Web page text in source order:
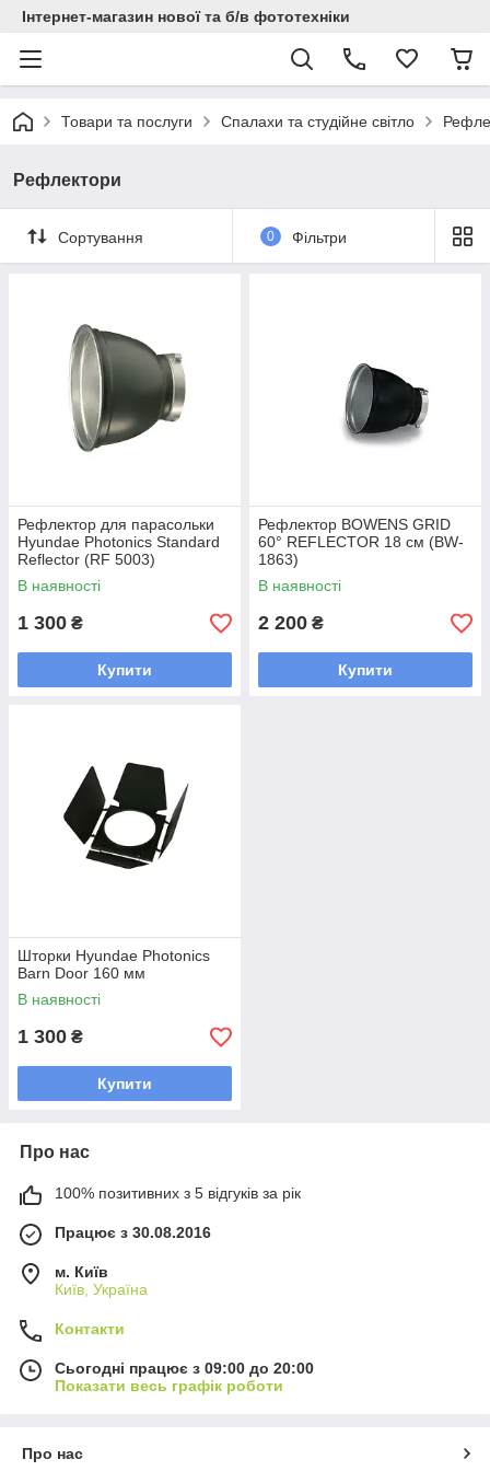
Інтернет-магазин нової та б/в фототехніки
Товари та послуги Спалахи та студійне світло
Рефлектори
Сортування 0 Фільтри
Рефлектор для парасольки
Hyundae Photonics Standard
Reflector (RF 5003)
В наявності
1 300 ₴
Купити
Рефлектор BOWENS GRID
60° REFLECTOR 18 см (BW-
1863)
В наявності
2 200 ₴
Купити
Шторки Hyundae Photonics
Barn Door 160 мм
В наявності
1 300 ₴
Купити
Про нас
100% позитивних з 5 відгуків за рік
Працює з 30.08.2016
м. Київ
Київ, Україна
Контакти
Сьогодні працює з 09:00 до 20:00
Показати весь графік роботи
Про нас